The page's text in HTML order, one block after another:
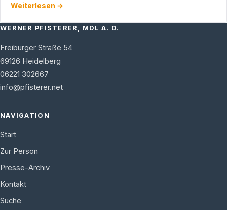
Weiterlesen →
WERNER PFISTERER, MDL A. D.
Freiburger Straße 54
69126 Heidelberg
06221 302667
info@pfisterer.net
NAVIGATION
Start
Zur Person
Presse-Archiv
Kontakt
Suche